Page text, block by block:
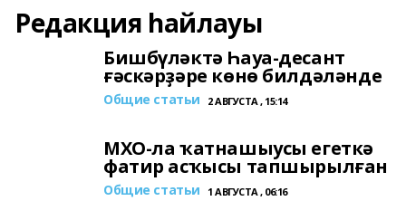
Редакция һайлауы
Бишбүләктә Һауа-десант
ғәскәрҙәре көнө билдәләнде
Общие статьи 2 АВГУСТА , 15:14
МХО-ла ҡатнашыусы егеткә
фатир асҡысы тапшырылған
Общие статьи 1 АВГУСТА , 06:16